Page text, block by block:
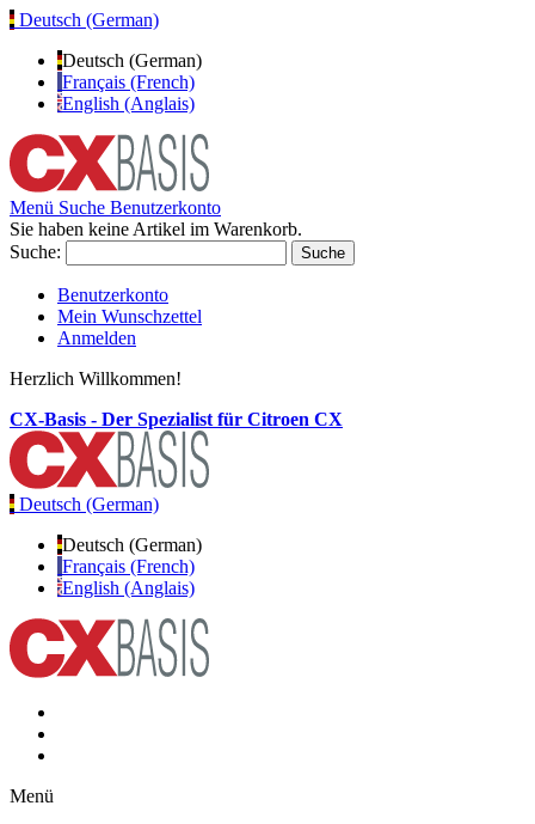
Deutsch (German)
Deutsch (German)
Français (French)
English (Anglais)
Menü Suche Benutzerkonto
Sie haben keine Artikel im Warenkorb.
Suche:
Suche
Benutzerkonto
Mein Wunschzettel
Anmelden
Herzlich Willkommen!
CX-Basis - Der Spezialist für Citroen CX
Deutsch (German)
Deutsch (German)
Français (French)
English (Anglais)
Menü